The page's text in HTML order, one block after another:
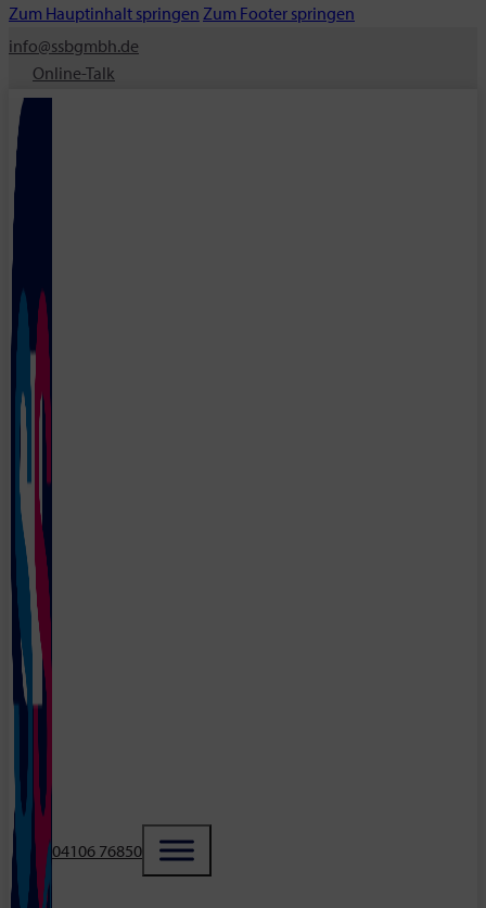
Zum Hauptinhalt springen Zum Footer springen
info@ssbgmbh.de
Online-Talk
04106 76850